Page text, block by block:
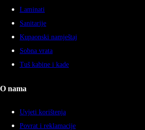
Laminati
Sanitarije
Kupaonski namještaj
Sobna vrata
Tuš kabine i kade
O nama
Uvjeti korištenja
Povrat i reklamacije